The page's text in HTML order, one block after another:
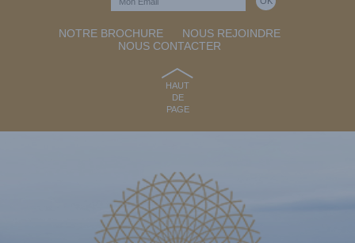
NOTRE BROCHURE
NOUS REJOINDRE
NOUS CONTACTER
HAUT
DE
PAGE